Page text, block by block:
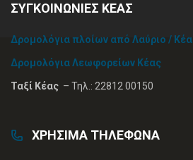
ΣΥΓΚΟΙΝΩΝΙΕΣ ΚΕΑΣ
Δρομολόγια πλοίων από Λαύριο / Κέα
Δρομολόγια Λεωφορείων Κέας
Ταξί Κέας – Τηλ.: 22812 00150
ΧΡΗΣΙΜΑ ΤΗΛΕΦΩΝΑ